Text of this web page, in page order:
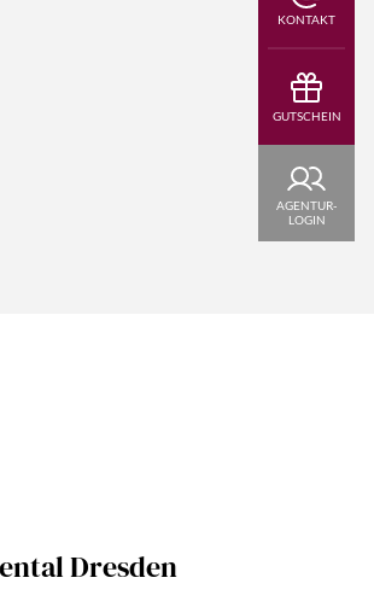
Dresden
KONTAKT
GUTSCHEIN
AGENTUR-
LOGIN